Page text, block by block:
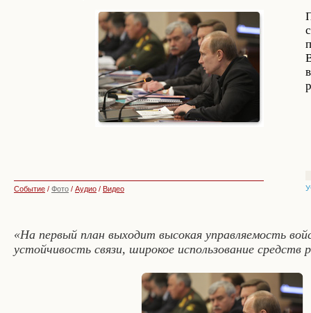
Событие / Фото / Аудио / Видео
«На первый план выходит высокая управляемость
устойчивость связи, широкое использование средств